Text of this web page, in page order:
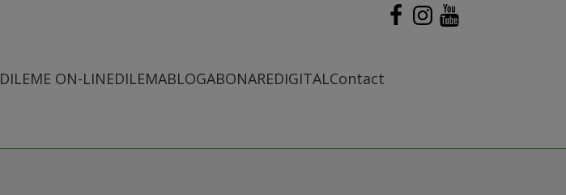
DILEME ON-LINEDILEMABLOGABONAREDIGITALContact